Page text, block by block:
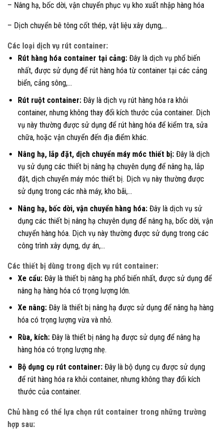
– Nâng hạ, bốc dời, vận chuyển phục vụ kho xuất nhập hàng hóa
– Dịch chuyển bê tông cốt thép, vật liệu xây dựng,…
Các loại dịch vụ rút container:
Rút hàng hóa container tại cảng:Đây là dịch vụ phổ biến
nhất, được sử dụng để rút hàng hóa từ container tại các cảng
biển, cảng sông,…
Rút ruột container:Đây là dịch vụ rút hàng hóa ra khỏi
container, nhưng không thay đổi kích thước của container. Dịch
vụ này thường được sử dụng để rút hàng hóa để kiểm tra, sửa
chữa, hoặc vận chuyển đến địa điểm khác.
Nâng hạ, lắp đặt, dịch chuyển máy móc thiết bị:Đây là dịch
vụ sử dụng các thiết bị nâng hạ chuyên dụng để nâng hạ, lắp
đặt, dịch chuyển máy móc thiết bị. Dịch vụ này thường được
sử dụng trong các nhà máy, kho bãi,…
Nâng hạ, bốc dời, vận chuyển hàng hóa:Đây là dịch vụ sử
dụng các thiết bị nâng hạ chuyên dụng để nâng hạ, bốc dời, vận
chuyển hàng hóa. Dịch vụ này thường được sử dụng trong các
công trình xây dựng, dự án,…
Các thiết bị dùng trong dịch vụ rút container:
Xe cẩu:Đây là thiết bị nâng hạ phổ biến nhất, được sử dụng để
nâng hạ hàng hóa có trọng lượng lớn.
Xe nâng:Đây là thiết bị nâng hạ được sử dụng để nâng hạ hàng
hóa có trọng lượng vừa và nhỏ.
Rùa, kích:Đây là thiết bị nâng hạ được sử dụng để nâng hạ
hàng hóa có trọng lượng nhẹ.
Bộ dụng cụ rút container:Đây là bộ dụng cụ được sử dụng
để rút hàng hóa ra khỏi container, nhưng không thay đổi kích
thước của container.
Chủ hàng có thể lựa chọn rút container trong những trường
hợp sau: